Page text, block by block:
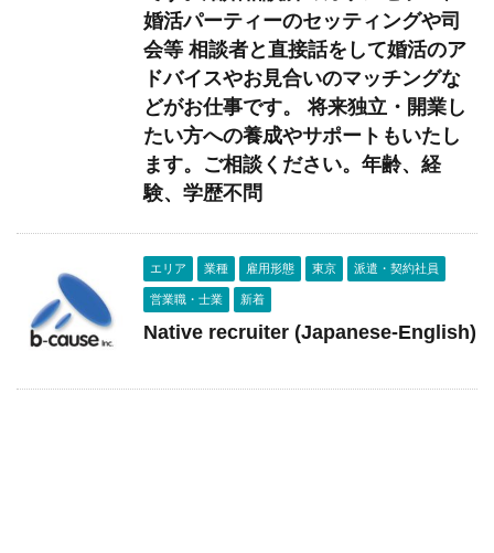
婚活パーティーのセッティングや司
会等 相談者と直接話をして婚活のア
ドバイスやお見合いのマッチングな
どがお仕事です。 将来独立・開業し
たい方への養成やサポートもいたし
ます。ご相談ください。年齢、経
験、学歴不問
エリア 業種 雇用形態 東京 派遣・契約社員
営業職・士業 新着
Native recruiter (Japanese-English)